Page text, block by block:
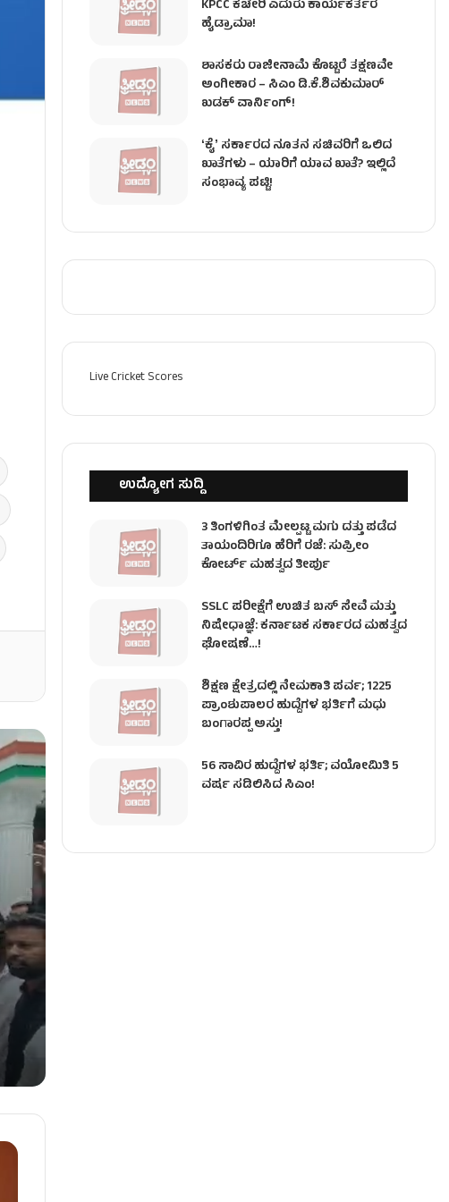
KPCC ಕಚೇರಿ ಎದುರು ಕಾರ್ಯಕರ್ತರ
ಹೈಡ್ರಾಮಾ!
ಶಾಸಕರು ರಾಜೀನಾಮೆ ಕೊಟ್ಟರೆ ತಕ್ಷಣವೇ
ಅಂಗೀಕಾರ – ಸಿಎಂ ಡಿ.ಕೆ.ಶಿವಕುಮಾರ್
ಖಡಕ್ ವಾರ್ನಿಂಗ್!
ʻಕೈʼ ಸರ್ಕಾರದ ನೂತನ ಸಚಿವರಿಗೆ ಒಲಿದ
ಖಾತೆಗಳು – ಯಾರಿಗೆ ಯಾವ ಖಾತೆ? ಇಲ್ಲಿದೆ
ಸಂಭಾವ್ಯ ಪಟ್ಟಿ!
Live Cricket Scores
ಉದ್ಯೋಗ ಸುದ್ದಿ
3 ತಿಂಗಳಿಗಿಂತ ಮೇಲ್ಪಟ್ಟ ಮಗು ದತ್ತು ಪಡೆದ
ತಾಯಂದಿರಿಗೂ ಹೆರಿಗೆ ರಜೆ: ಸುಪ್ರೀಂ
ಕೋರ್ಟ್ ಮಹತ್ವದ ತೀರ್ಪು
SSLC ಪರೀಕ್ಷೆಗೆ ಉಚಿತ ಬಸ್ ಸೇವೆ ಮತ್ತು
ನಿಷೇಧಾಜ್ಞೆ: ಕರ್ನಾಟಕ ಸರ್ಕಾರದ ಮಹತ್ವದ
ಘೋಷಣೆ…!
ಶಿಕ್ಷಣ ಕ್ಷೇತ್ರದಲ್ಲಿ ನೇಮಕಾತಿ ಪರ್ವ; 1225
ಪ್ರಾಂಶುಪಾಲರ ಹುದ್ದೆಗಳ ಭರ್ತಿಗೆ ಮಧು
ಬಂಗಾರಪ್ಪ ಅಸ್ತು!
56 ಸಾವಿರ ಹುದ್ದೆಗಳ ಭರ್ತಿ; ವಯೋಮಿತಿ 5
ವರ್ಷ ಸಡಿಲಿಸಿದ ಸಿಎಂ!